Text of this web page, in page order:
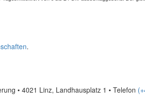
.
• 4021 Linz, Landhausplatz 1 • Telefon